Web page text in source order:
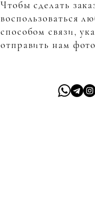
Чтобы сделать
воспользоваться
способом связи,
отправить нам